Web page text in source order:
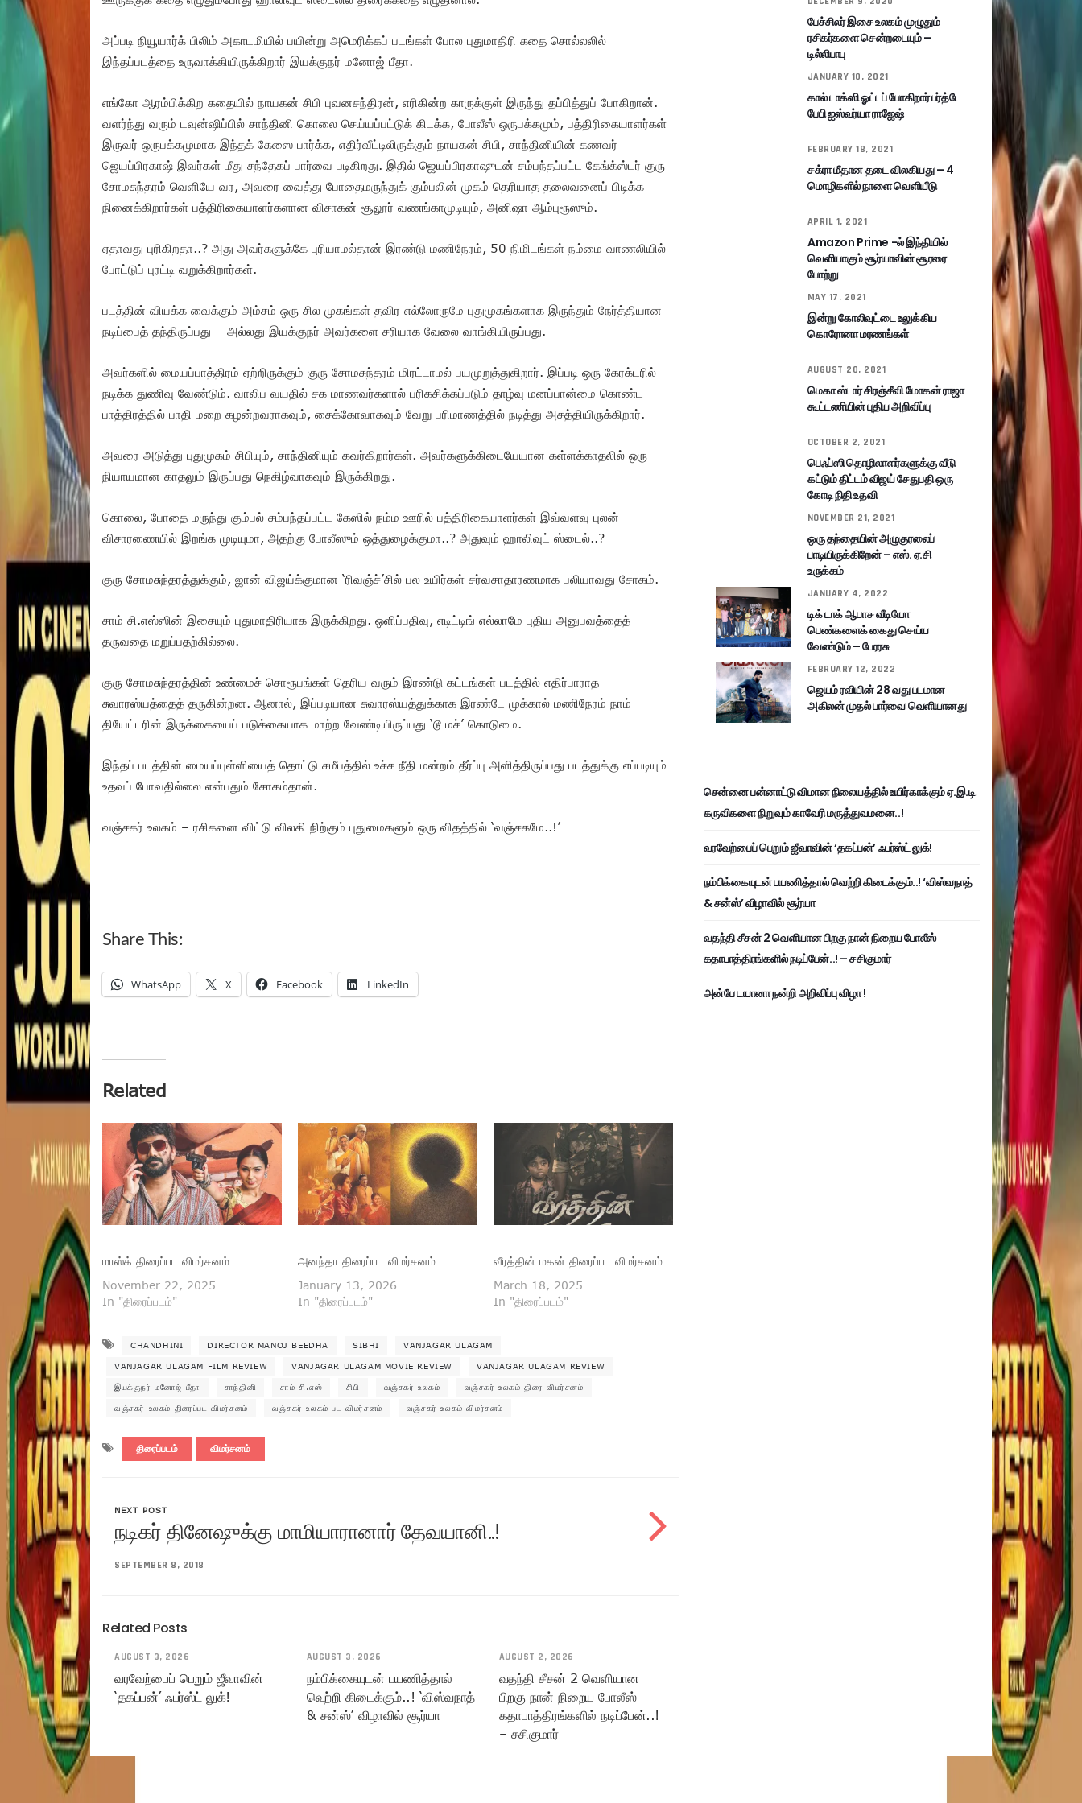
அப்படி நியூயார்க் பிலிம் அகாடமியில் பயின்று அமெரிக்கப் படங்கள் போல புதுமாதிரி கதை சொல்லலில்
இந்தப்படத்தை உருவாக்கியிருக்கிறார் இயக்குநர் மனோஜ் பீதா.
எங்கோ ஆரம்பிக்கிற கதையில் நாயகன் சிபி புவனசந்திரன், எரிகின்ற காருக்குள் இருந்து தப்பித்துப் போகிறான்.
வளர்ந்து வரும் டவுன்ஷிப்பில் சாந்தினி கொலை செய்யப்பட்டுக் கிடக்க, போலீஸ் ஒருபக்கமும், பத்திரிகையாளர்கள்
இருவர் ஒருபக்கமுமாக இந்தக் கேஸை பார்க்க, எதிர்வீட்டிலிருக்கும் நாயகன் சிபி, சாந்தினியின் கணவர்
ஜெயப்பிரகாஷ் இவர்கள் மீது சந்தேகப் பார்வை படிகிறது. இதில் ஜெயப்பிரகாஷுடன் சம்பந்தப்பட்ட கேங்க்ஸ்டர் குரு
சோமசுந்தரம் வெளியே வர, அவரை வைத்து போதைமருந்துக் கும்பலின் முகம் தெரியாத தலைவனைப் பிடிக்க
நினைக்கிறார்கள் பத்திரிகையாளர்களான விசாகன் சூலூர் வணங்காமுடியும், அனிஷா ஆம்புரூஸும்.
ஏதாவது புரிகிறதா..? அது அவர்களுக்கே புரியாமல்தான் இரண்டு மணிநேரம், 50 நிமிடங்கள் நம்மை வாணலியில்
போட்டுப் புரட்டி வறுக்கிறார்கள்.
படத்தின் வியக்க வைக்கும் அம்சம் ஒரு சில முகங்கள் தவிர எல்லோருமே புதுமுகங்களாக இருந்தும் நேர்த்தியான
நடிப்பைத் தந்திருப்பது – அல்லது இயக்குநர் அவர்களை சரியாக வேலை வாங்கியிருப்பது.
அவர்களில் மையப்பாத்திரம் ஏற்றிருக்கும் குரு சோமசுந்தரம் மிரட்டாமல் பயமுறுத்துகிறார். இப்படி ஒரு கேரக்டரில்
நடிக்க துணிவு வேண்டும். வாலிப வயதில் சக மாணவர்களால் பரிகசிக்கப்படும் தாழ்வு மனப்பான்மை கொண்ட
பாத்திரத்தில் பாதி மறை கழன்றவராகவும், சைக்கோவாகவும் வேறு பரிமாணத்தில் நடித்து அசத்தியிருக்கிறார்.
அவரை அடுத்து புதுமுகம் சிபியும், சாந்தினியும் கவர்கிறார்கள். அவர்களுக்கிடையேயான கள்ளக்காதலில் ஒரு
நியாயமான காதலும் இருப்பது நெகிழ்வாகவும் இருக்கிறது.
கொலை, போதை மருந்து கும்பல் சம்பந்தப்பட்ட கேஸில் நம்ம ஊரில் பத்திரிகையாளர்கள் இவ்வளவு புலன்
விசாரணையில் இறங்க முடியுமா, அதற்கு போலீஸும் ஒத்துழைக்குமா..? அதுவும் ஹாலிவுட் ஸ்டைல்..?
குரு சோமசுந்தரத்துக்கும், ஜான் விஜய்க்குமான ‘ரிவஞ்ச்’சில் பல உயிர்கள் சர்வசாதாரணமாக பலியாவது சோகம்.
சாம் சி.எஸ்ஸின் இசையும் புதுமாதிரியாக இருக்கிறது. ஒளிப்பதிவு, எடிட்டிங் எல்லாமே புதிய அனுபவத்தைத்
தருவதை மறுப்பதற்கில்லை.
குரு சோமசுந்தரத்தின் உண்மைச் சொரூபங்கள் தெரிய வரும் இரண்டு கட்டங்கள் படத்தில் எதிர்பாராத
சுவாரஸ்யத்தைத் தருகின்றன. ஆனால், இப்படியான சுவாரஸ்யத்துக்காக இரண்டே முக்கால் மணிநேரம் நாம்
தியேட்டரின் இருக்கையைப் படுக்கையாக மாற்ற வேண்டியிருப்பது ‘டூ மச்’ கொடுமை.
இந்தப் படத்தின் மையப்புள்ளியைத் தொட்டு சமீபத்தில் உச்ச நீதி மன்றம் தீர்ப்பு அளித்திருப்பது படத்துக்கு எப்படியும்
உதவப் போவதில்லை என்பதும் சோகம்தான்.
வஞ்சகர் உலகம் – ரசிகனை விட்டு விலகி நிற்கும் புதுமைகளும் ஒரு விதத்தில் ‘வஞ்சகமே..!’
Share This:
WhatsApp X Facebook LinkedIn
Related
மாஸ்க் திரைப்பட விமர்சனம்
November 22, 2025
In "திரைப்படம்"
அனந்தா திரைப்பட விமர்சனம்
January 13, 2026
In "திரைப்படம்"
வீரத்தின் மகன் திரைப்பட விமர்சனம்
March 18, 2025
In "திரைப்படம்"
CHANDHINI DIRECTOR MANOJ BEEDHA SIBHI VANJAGAR ULAGAM
VANJAGAR ULAGAM FILM REVIEW VANJAGAR ULAGAM MOVIE REVIEW VANJAGAR ULAGAM REVIEW
இயக்குநர் மனோஜ் பீதா சாந்தினி சாம் சி.எஸ் சிபி வஞ்சகர் உலகம் வஞ்சகர் உலகம் திரை விமர்சனம்
வஞ்சகர் உலகம் திரைப்பட விமர்சனம் வஞ்சகர் உலகம் பட விமர்சனம் வஞ்சகர் உலகம் விமர்சனம்
திரைப்படம் விமர்சனம்
NEXT POST
நடிகர் தினேஷுக்கு மாமியாரானார் தேவயானி..!
SEPTEMBER 8, 2018
Related Posts
AUGUST 3, 2026
வரவேற்பைப் பெறும் ஜீவாவின்
‘தகப்பன்’ ஃபர்ஸ்ட் லுக்!
AUGUST 3, 2026
நம்பிக்கையுடன் பயணித்தால்
வெற்றி கிடைக்கும்..! ‘விஸ்வநாத்
& சன்ஸ்’ விழாவில் சூர்யா
AUGUST 2, 2026
வதந்தி சீசன் 2 வெளியான
பிறகு நான் நிறைய போலீஸ்
கதாபாத்திரங்களில் நடிப்பேன்..!
– சசிகுமார்
பேச்சிலர் இசை உலகம் முழுதும்
ரசிகர்களை சென்றடையும் –
டில்லிபாபு
JANUARY 10, 2021
கால் டாக்ஸி ஓட்டப் போகிறார் பர்த்டே
பேபி ஐஸ்வர்யா ராஜேஷ்
FEBRUARY 18, 2021
சக்ரா மீதான தடை விலகியது – 4
மொழிகளில் நாளை வெளியீடு
APRIL 1, 2021
Amazon Prime -ல் இந்தியில்
வெளியாகும் சூர்யாவின் சூரரை
போற்று
MAY 17, 2021
இன்று கோலிவுட்டை உலுக்கிய
கொரோனா மரணங்கள்
AUGUST 20, 2021
மெகா ஸ்டார் சிரஞ்சீவி மோகன் ராஜா
கூட்டணியின் புதிய அறிவிப்பு
OCTOBER 2, 2021
பெஃப்ஸி தொழிலாளர்களுக்கு வீடு
கட்டும் திட்டம் விஜய் சேதுபதி ஒரு
கோடி நிதி உதவி
NOVEMBER 21, 2021
ஒரு தந்தையின் அழுகுரலைப்
பாடியிருக்கிறேன் – எஸ். ஏ.சி
உருக்கம்
JANUARY 4, 2022
டிக் டாக் ஆபாச வீடியோ
பெண்களைக் கைது செய்ய
வேண்டும் – பேரரசு
FEBRUARY 12, 2022
ஜெயம் ரவியின் 28 வது படமான
அகிலன் முதல் பார்வை வெளியானது
சென்னை பன்னாட்டு விமான நிலையத்தில் உயிர்காக்கும் ஏ.இ.டி
கருவிகளை நிறுவும் காவேரி மருத்துவமனை..!
வரவேற்பைப் பெறும் ஜீவாவின் ‘தகப்பன்’ ஃபர்ஸ்ட் லுக்!
நம்பிக்கையுடன் பயணித்தால் வெற்றி கிடைக்கும்..! ‘விஸ்வநாத்
& சன்ஸ்’ விழாவில் சூர்யா
வதந்தி சீசன் 2 வெளியான பிறகு நான் நிறைய போலீஸ்
கதாபாத்திரங்களில் நடிப்பேன்..! – சசிகுமார்
அன்பே டயானா நன்றி அறிவிப்பு விழா !